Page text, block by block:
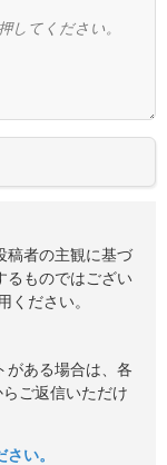
稿者の主観に基づ
るものではござい
ください。
がある場合は、各
ご返信いただけ
い。